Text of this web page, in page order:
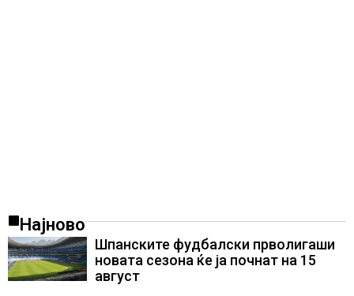
Најново
Шпанските фудбалски прволигаши
новата сезона ќе ја почнат на 15
август